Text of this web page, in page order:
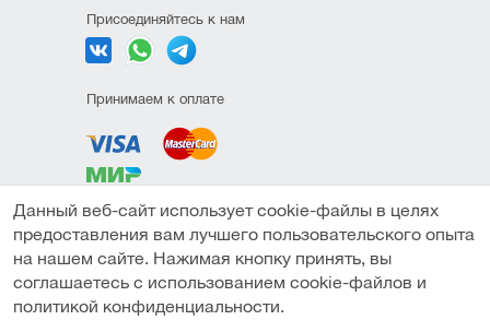
Под заказ
Присоединяйтесь к нам
Принимаем к оплате
конфиденциальности
соглашение
Данный веб-сайт использует cookie-файлы в целях
предоставления вам лучшего пользовательского опыта
на нашем сайте. Нажимая кнопку принять, вы
соглашаетесь с использованием cookie-файлов и
политикой конфиденциальности.